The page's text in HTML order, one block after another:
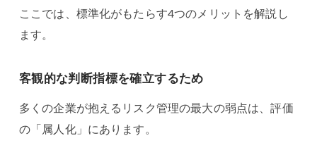
ここでは、標準化がもたらす4つのメリットを解説し
ます。
客観的な判断指標を確立するため
多くの企業が抱えるリスク管理の最大の弱点は、評価
の「属人化」にあります。